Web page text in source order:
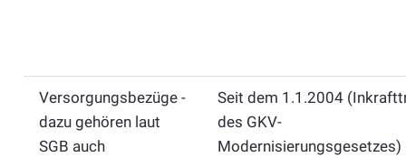
Versorgungsbezüge -
dazu gehören laut
SGB auch
Seit dem 1.1.2004
des GKV-
Modernisierungsgesetzes)